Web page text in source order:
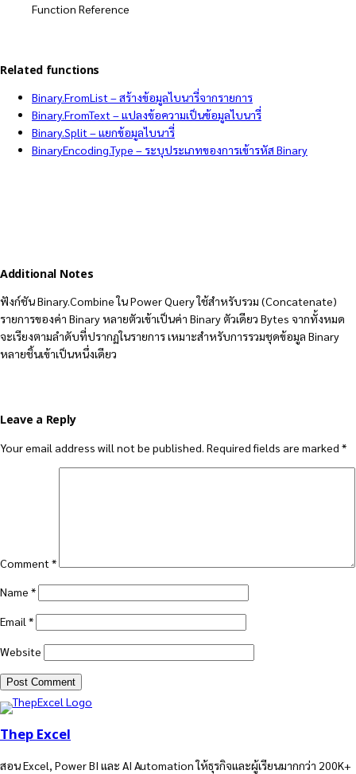
Function Reference
Related functions
Binary.FromList – สร้างข้อมูลไบนารี่จากรายการ
Binary.FromText – แปลงข้อความเป็นข้อมูลไบนารี่
Binary.Split – แยกข้อมูลไบนารี่
BinaryEncoding.Type – ระบุประเภทของการเข้ารหัส Binary
Additional Notes
ฟังก์ชัน Binary.Combine ใน Power Query ใช้สำหรับรวม (Concatenate)
รายการของค่า Binary หลายตัวเข้าเป็นค่า Binary ตัวเดียว Bytes จากทั้งหมด
จะเรียงตามลำดับที่ปรากฏในรายการ เหมาะสำหรับการรวมชุดข้อมูล Binary
หลายชิ้นเข้าเป็นหนึ่งเดียว
Leave a Reply
Your email address will not be published. Required fields are marked *
Comment *
Name *
Email *
Website
Thep Excel
สอน Excel, Power BI และ AI Automation ให้ธุรกิจและผู้เรียนมากกว่า 200K+